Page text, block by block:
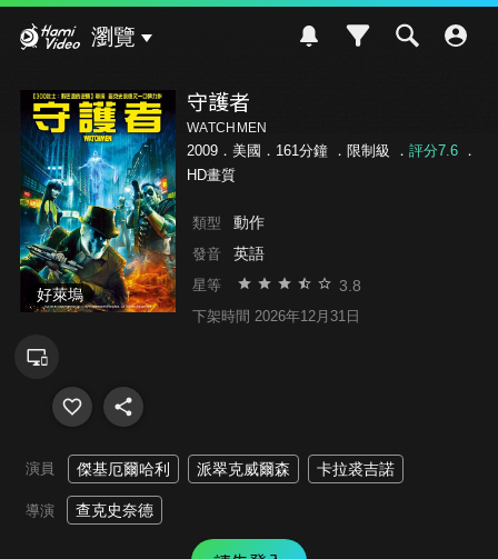
瀏覽
好萊塢
守護者
WATCHMEN
2009．美國．161分鐘 ． 限制級 ． 評分7.6．
HD畫質
類型 動作
發音 英語
星等 3.8
下架時間 2026年12月31日
演員 傑基厄爾哈利 派翠克威爾森 卡拉裘吉諾
導演 查克史奈德